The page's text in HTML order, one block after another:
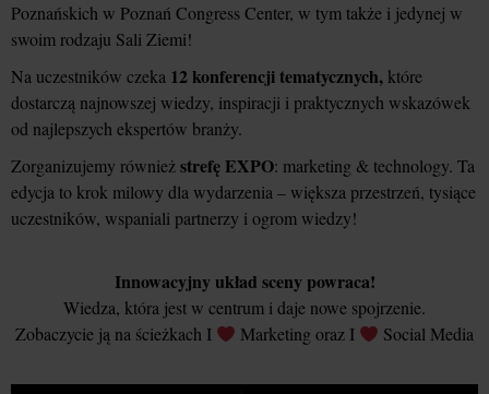
Poznańskich w Poznań Congress Center, w tym także i jedynej w
swoim rodzaju Sali Ziemi!
Na uczestników czeka 12 konferencji tematycznych, które
dostarczą najnowszej wiedzy, inspiracji i praktycznych wskazówek
od najlepszych ekspertów branży.
Zorganizujemy równieżstrefę EXPO: marketing & technology. Ta
edycja to krok milowy dla wydarzenia – większa przestrzeń, tysiące
uczestników, wspaniali partnerzy i ogrom wiedzy!
Innowacyjny układ sceny powraca!
Wiedza, która jest w centrum i daje nowe spojrzenie.
Zobaczycie ją na ścieżkach I
Marketing oraz I Social Media